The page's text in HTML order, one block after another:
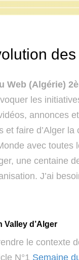
Web (Algérie)
les
annonces
et faire d’Alger
avec
une centaine
J’ai
Valley d’Alger
le contexte
N°1 Semaine